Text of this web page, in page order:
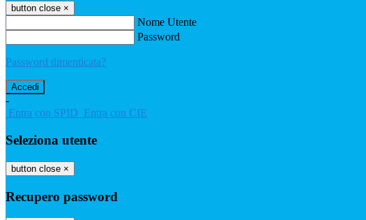
button close ×
Nome Utente
Password
Password dimenticata?
-
Entra con SPID Entra con CIE
Seleziona utente
button close ×
Recupero password